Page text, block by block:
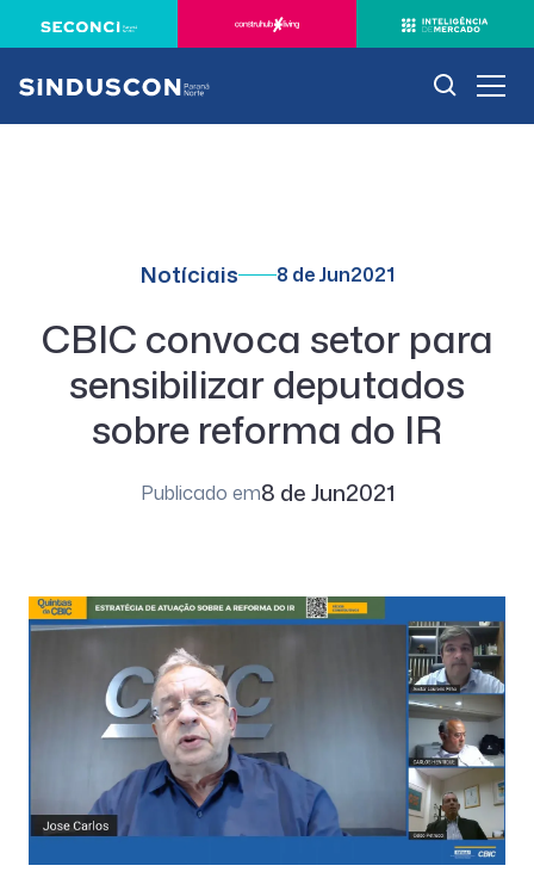
Notíciais 8 de Jun2021
CBIC convoca setor para
sensibilizar deputados
sobre reforma do IR
Publicado em8 de Jun2021